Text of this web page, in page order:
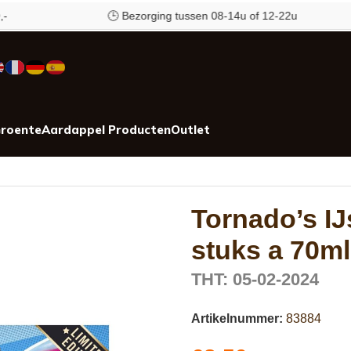
🕒 Bezorging tussen 08-14u of 12-22u
Aardappel ProductenOutlet
Tornado’s
stuks a 70ml
THT: 05-02-2024
Artikelnummer: 83884